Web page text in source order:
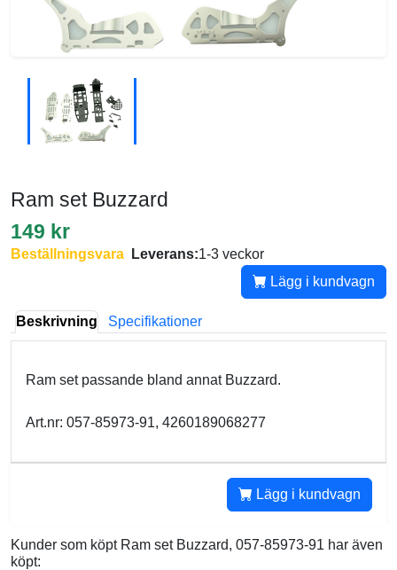
Ram set Buzzard
149 kr
Beställningsvara Leverans:1-3 veckor
Lägg i kundvagn
Beskrivning Specifikationer
Ram set passande bland annat Buzzard.
Art.nr: 057-85973-91, 4260189068277
Lägg i kundvagn
Kunder som köpt Ram set Buzzard, 057-85973-91 har även
köpt: